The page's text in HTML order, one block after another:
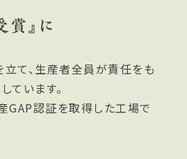
賞』に
て、生産者全員が責任をも
ています。
GAP認証を取得した工場で